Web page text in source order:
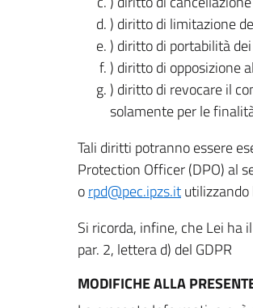
) diritto di limitazione
) diritto di portabilità
) diritto di opposizione
) diritto di revocare il
solamente per le
Tali diritti potranno essere
Protection Officer (DPO) al
orpd@pec.ipzs.itutilizzando
Si ricorda, infine, che Lei ha
par. 2, lettera d) del GDPR
MODIFICHE ALLA